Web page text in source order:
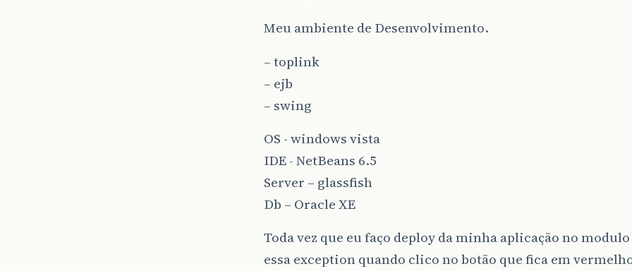
Meu ambiente de Desenvolvimento.
– toplink
– ejb
– swing
OS - windows vista
IDE - NetBeans 6.5
Server – glassfish
Db – Oracle XE
Toda vez que eu faço deploy da minha aplicação no
essa exception quando clico no botão que fica em